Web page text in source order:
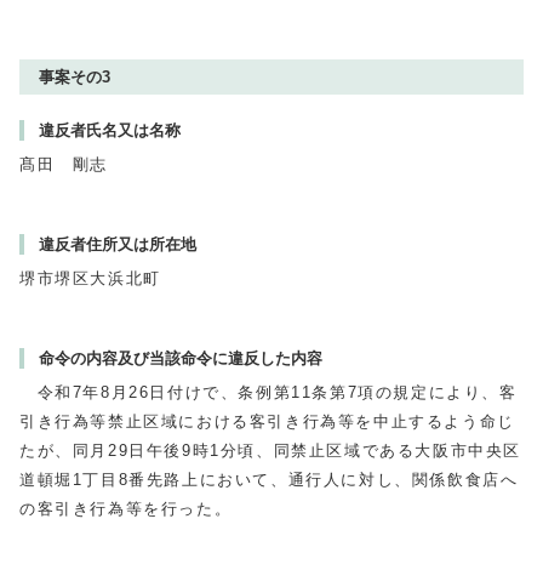
事案その3
違反者氏名又は名称
髙田 剛志
違反者住所又は所在地
堺市堺区大浜北町
命令の内容及び当該命令に違反した内容
令和7年8月26日付けで、条例第11条第7項の規定により、客
引き行為等禁止区域における客引き行為等を中止するよう命じ
たが、同月29日午後9時1分頃、同禁止区域である大阪市中央区
道頓堀1丁目8番先路上において、通行人に対し、関係飲食店へ
の客引き行為等を行った。